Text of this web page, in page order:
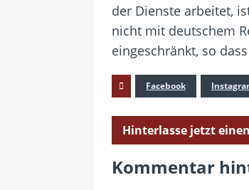
der Dienste arbeitet,
nicht mit deutschem
eingeschränkt, so
Facebook
Hinterlasse jetzt
Kommentar